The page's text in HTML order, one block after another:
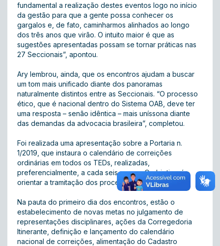
fundamental a realização destes eventos logo no início
da gestão para que a gente possa conhecer os
gargalos e, de fato, caminharmos alinhados ao longo
dos três anos que virão. O intuito maior é que as
sugestões apresentadas possam se tornar práticas nas
27 Seccionais”, apontou.
Ary lembrou, ainda, que os encontros ajudam a buscar
um tom mais unificado diante dos panoramas
naturalmente distintos entre as Seccionais. “O processo
ético, que é nacional dentro do Sistema OAB, deve ter
uma resposta – senão idêntica – mais uníssona diante
das demandas da advocacia brasileira”, completou.
Foi realizada uma apresentação sobre a Portaria n.
1/2019, que instaura o calendário de correições
ordinárias em todos os TEDs, realizadas,
preferencialmente, a cada seis meses. O objetivo é
orientar a tramitação dos processos disciplinares.
Na pauta do primeiro dia dos encontros, estão o
estabelecimento de novas metas no julgamento de
representações disciplinares, ações da Corregedoria
Itinerante, definição e lançamento do calendário
nacional de correições, alimentação do Cadastro